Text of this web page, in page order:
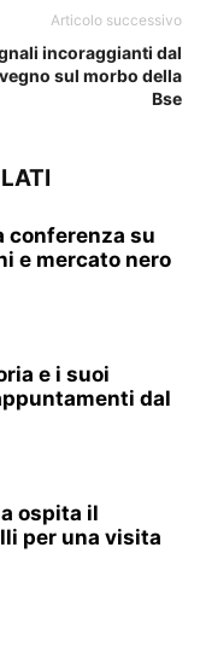
Articolo successivo
incoraggianti dal
sul morbo della
Bse
conferenza su
e mercato nero
e i suoi
dal
ospita il
per una visita